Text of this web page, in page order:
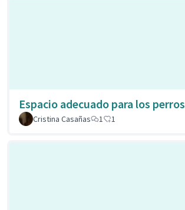
Espacio adecuado para los perros
Cristina Casañas
1 1